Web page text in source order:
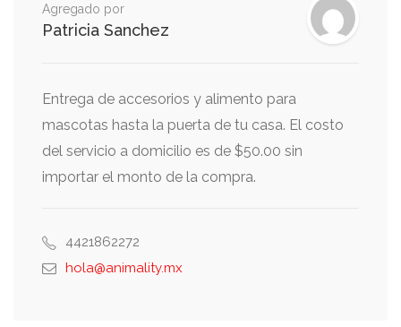
Agregado por
Patricia Sanchez
Entrega de accesorios y alimento para
mascotas hasta la puerta de tu casa. El costo
del servicio a domicilio es de $50.00 sin
importar el monto de la compra.
4421862272
hola@animality.mx